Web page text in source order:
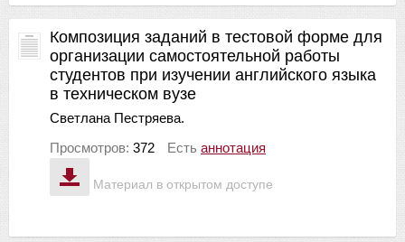
Материал в открытом доступе
Композиция заданий в тестовой форме для
организации самостоятельной работы
студентов при изучении английского языка
в техническом вузе
Светлана Пестряева.
Просмотров: 372 Есть аннотация